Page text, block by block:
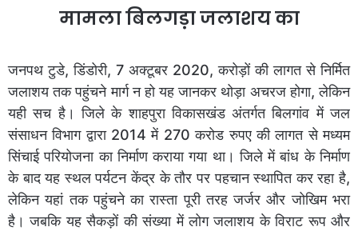
मामला बिलगड़ा जलाशय का
जनपथ टुडे, डिंडोरी, 7 अक्टूबर 2020, करोड़ों की लागत से निर्मित
जलाशय तक पहुंचने मार्ग न हो यह जानकर थोड़ा अचरज होगा, लेकिन
यही सच है। जिले के शाहपुरा विकासखंड अंतर्गत बिलगांव में जल
संसाधन विभाग द्वारा 2014 में 270 करोड रुपए की लागत से मध्यम
सिंचाई परियोजना का निर्माण कराया गया था। जिले में बांध के निर्माण
के बाद यह स्थल पर्यटन केंद्र के तौर पर पहचान स्थापित कर रहा है,
लेकिन यहां तक पहुंचने का रास्ता पूरी तरह जर्जर और जोखिम भरा
है। जबकि यह सैकड़ों की संख्या में लोग जलाशय के विराट रूप और